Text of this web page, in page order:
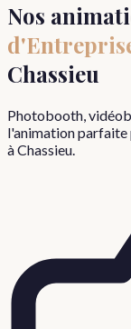
Nos
Chassieu
Photobooth,
l'animation
àChassieu.